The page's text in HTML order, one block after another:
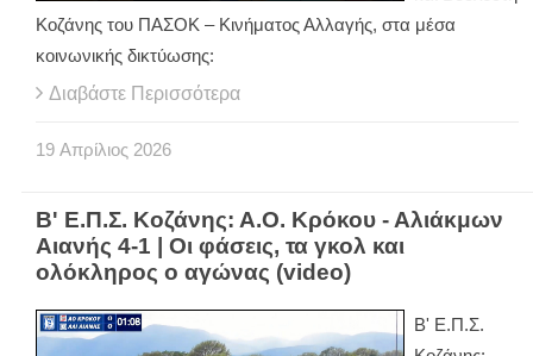
Κοζάνης του ΠΑΣΟΚ – Κινήματος Αλλαγής, στα μέσα
κοινωνικής δικτύωσης:
Διαβάστε Περισσότερα
19 Απρίλιος 2026
Β' Ε.Π.Σ. Κοζάνης: Α.Ο. Κρόκου - Αλιάκμων
Αιανής 4-1 | Οι φάσεις, τα γκολ και
ολόκληρος ο αγώνας (video)
Β' Ε.Π.Σ.